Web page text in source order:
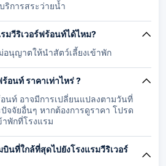
ริการสระว่ายน้ำ
มวีริเวอร์ฟร้อนท์ได้ไหม?
อนุญาตให้นำสัตว์เลี้ยงเข้าพัก
อนท์ ราคาเท่าไหร่ ?
นท์ อาจมีการเปลี่ยนแปลงตามวันที่
จจัยอื่นๆ หากต้องการดูราคา โปรด
พักที่โรงแรม
นที่ใกล้ที่สุดไปยังโรงแรมวีริเวอร์